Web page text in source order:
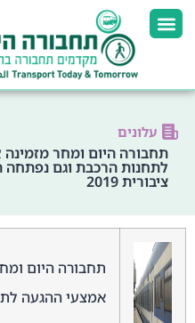
עלונים
תחבורה היום ומחר
לתחנות הרכבת וגם
ציבורית 2019
תחבורה היום
אמצעי ההגעה